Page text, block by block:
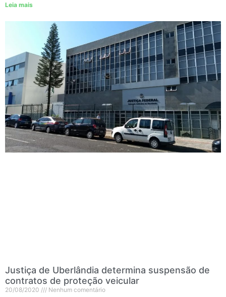
Leia mais
Justiça de Uberlândia determina suspensão de
contratos de proteção veicular
20/08/2020 Nenhum comentário